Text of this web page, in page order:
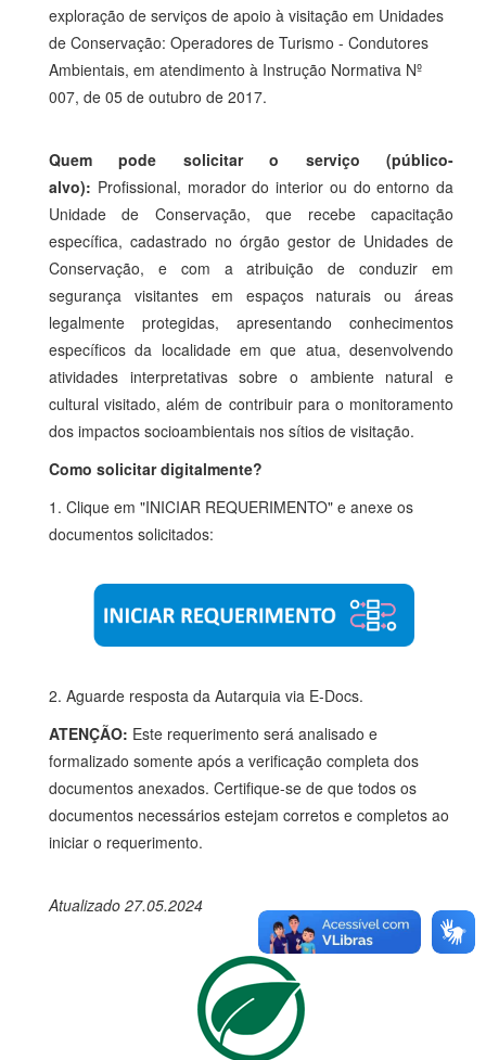
exploração de serviços de apoio à visitação em Unidades
de Conservação: Operadores de Turismo - Condutores
Ambientais, em atendimento à Instrução Normativa Nº
007, de 05 de outubro de 2017.
Quem pode solicitar o serviço (público-
alvo): Profissional, morador do interior ou do entorno da
Unidade de Conservação, que recebe capacitação
específica, cadastrado no órgão gestor de Unidades de
Conservação, e com a atribuição de conduzir em
segurança visitantes em espaços naturais ou áreas
legalmente protegidas, apresentando conhecimentos
específicos da localidade em que atua, desenvolvendo
atividades interpretativas sobre o ambiente natural e
cultural visitado, além de contribuir para o monitoramento
dos impactos socioambientais nos sítios de visitação.
Como solicitar digitalmente?
1. Clique em "INICIAR REQUERIMENTO" e anexe os
documentos solicitados:
2. Aguarde resposta da Autarquia via E-Docs.
ATENÇÃO: Este requerimento será analisado e
formalizado somente após a verificação completa dos
documentos anexados. Certifique-se de que todos os
documentos necessários estejam corretos e completos ao
iniciar o requerimento.
Atualizado 27.05.2024